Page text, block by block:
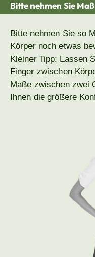
Bitte nehmen Sie
Bitte nehmen Sie so
Körper noch etwas
Kleiner Tipp: Lassen
Finger zwischen
Maße zwischen zwei
Ihnen die größere